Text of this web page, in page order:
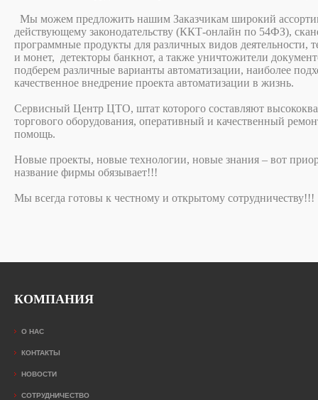
Мы можем предложить нашим Заказчикам широкий
действующему законодательству (ККТ-онлайн по 54ФЗ),
программные продукты для различных видов деятельности,
и монет, детекторы банкнот, а также уничтожители
подберем различные варианты автоматизации, наиболее
качественное внедрение проекта автоматизации в жизнь.
Сервисный Центр ЦТО, штат которого составляют
торгового оборудования, оперативный и качественный
помощь.
Новые проекты, новые технологии, новые знания – вот
название фирмы обязывает!!!
Мы всегда готовы к честному и открытому сотрудничеству!!!
КОМПАНИЯ
О НАС
КОНТАКТЫ
НОВОСТИ
СОТРУДНИЧЕСТВО